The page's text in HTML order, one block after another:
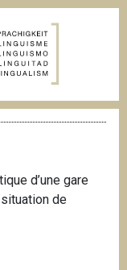
d’une gare
de